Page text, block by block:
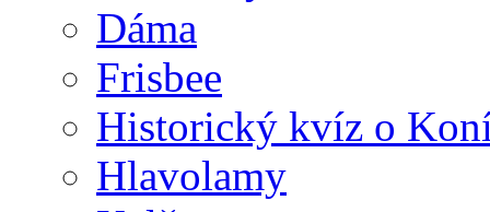
Dáma
Frisbee
Historický kvíz o
Hlavolamy